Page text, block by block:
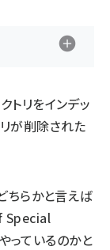
トリをインデッ
が削除された
ちらかと言えば
Special
っているのかと